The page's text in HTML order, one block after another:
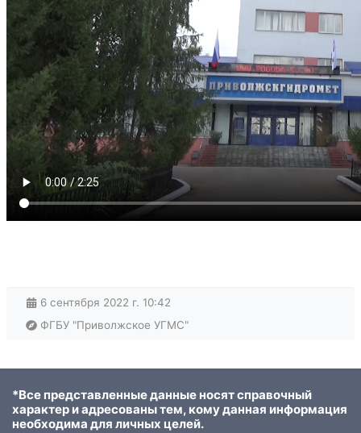
6 сентября 2022 г. 10:42
ФГБУ "Приволжское УГМС"
*Все представленные данные носят справочный
характер и адресованы тем, кому данная информация
необходима для личных целей.